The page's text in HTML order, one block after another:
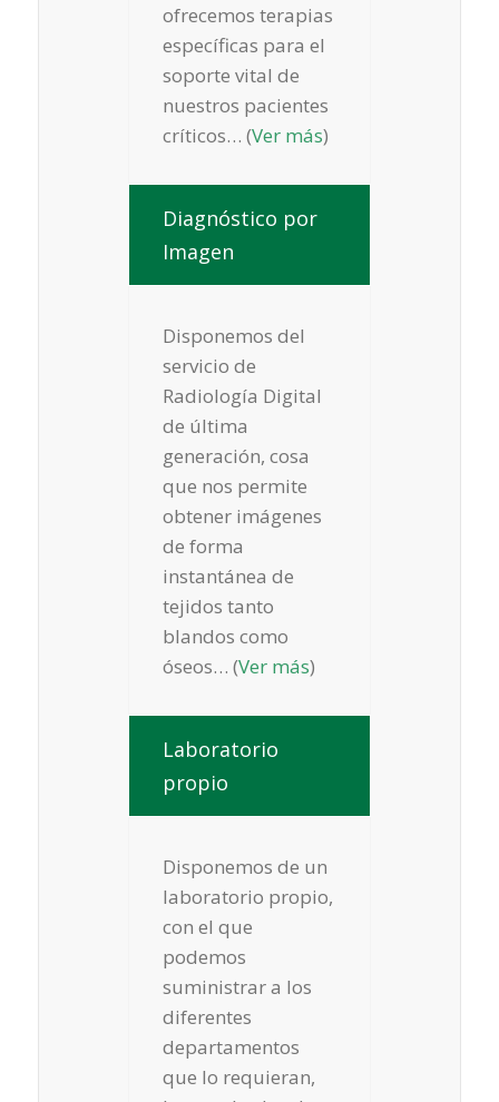
ofrecemos terapias
específicas para el
soporte vital de
nuestros pacientes
críticos… (Ver más)
Diagnóstico por
Imagen
Disponemos del
servicio de
Radiología Digital
de última
generación, cosa
que nos permite
obtener imágenes
de forma
instantánea de
tejidos tanto
blandos como
óseos… (Ver más)
Laboratorio
propio
Disponemos de un
laboratorio propio,
con el que
podemos
suministrar a los
diferentes
departamentos
que lo requieran,